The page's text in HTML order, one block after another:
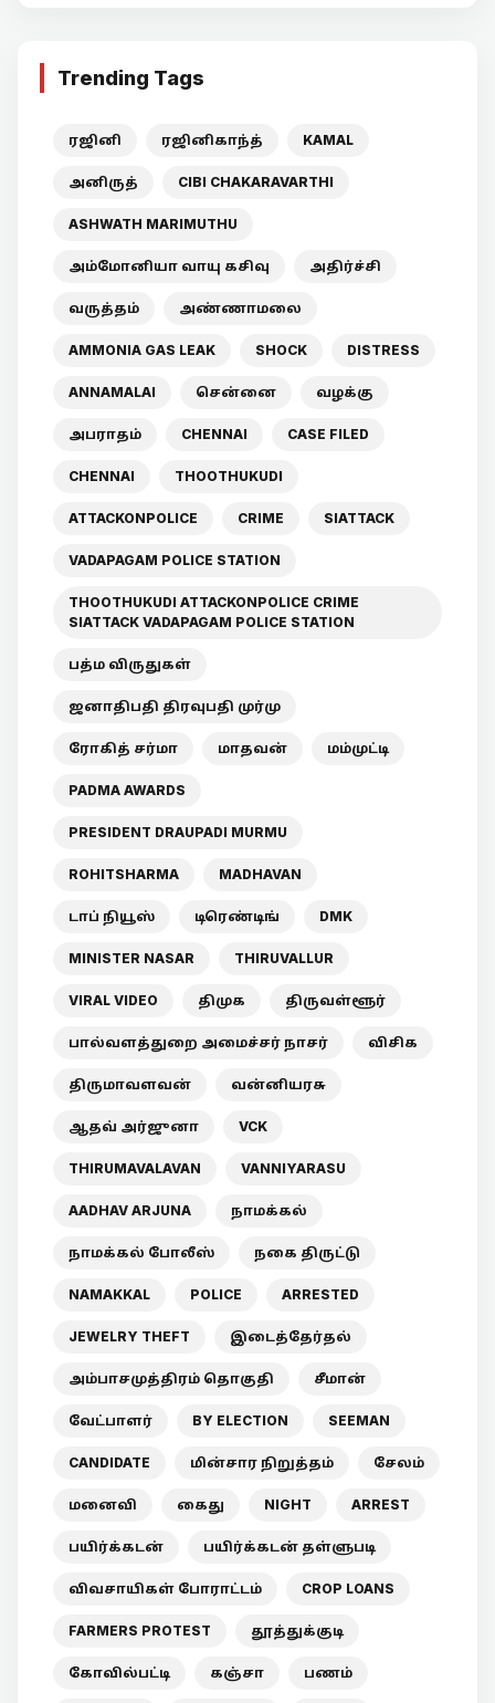
Trending Tags
ரஜினி ரஜினிகாந்த் KAMAL
அனிருத் CIBI CHAKARAVARTHI
ASHWATH MARIMUTHU
அம்மோனியா வாயு கசிவு அதிர்ச்சி
வருத்தம் அண்ணாமலை
AMMONIA GAS LEAK SHOCK DISTRESS
ANNAMALAI சென்னை வழக்கு
அபராதம் CHENNAI CASE FILED
CHENNAI THOOTHUKUDI
ATTACKONPOLICE CRIME SIATTACK
VADAPAGAM POLICE STATION
THOOTHUKUDI ATTACKONPOLICE CRIME
SIATTACK VADAPAGAM POLICE STATION
பத்ம விருதுகள்
ஜனாதிபதி திரவுபதி முர்மு
ரோகித் சர்மா மாதவன் மம்முட்டி
PADMA AWARDS
PRESIDENT DRAUPADI MURMU
ROHITSHARMA MADHAVAN
டாப் நியூஸ் டிரெண்டிங் DMK
MINISTER NASAR THIRUVALLUR
VIRAL VIDEO திமுக திருவள்ளூர்
பால்வளத்துறை அமைச்சர் நாசர் விசிக
திருமாவளவன் வன்னியரசு
ஆதவ் அர்ஜுனா VCK
THIRUMAVALAVAN VANNIYARASU
AADHAV ARJUNA நாமக்கல்
நாமக்கல் போலீஸ் நகை திருட்டு
NAMAKKAL POLICE ARRESTED
JEWELRY THEFT இடைத்தேர்தல்
அம்பாசமுத்திரம் தொகுதி சீமான்
வேட்பாளர் BY ELECTION SEEMAN
CANDIDATE மின்சார நிறுத்தம் சேலம்
மனைவி கைது NIGHT ARREST
பயிர்க்கடன் பயிர்க்கடன் தள்ளுபடி
விவசாயிகள் போராட்டம் CROP LOANS
FARMERS PROTEST தூத்துக்குடி
கோவில்பட்டி கஞ்சா பணம்